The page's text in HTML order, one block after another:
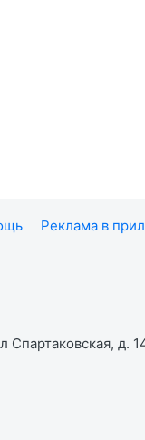
Реклама в
Спартаковская, д.